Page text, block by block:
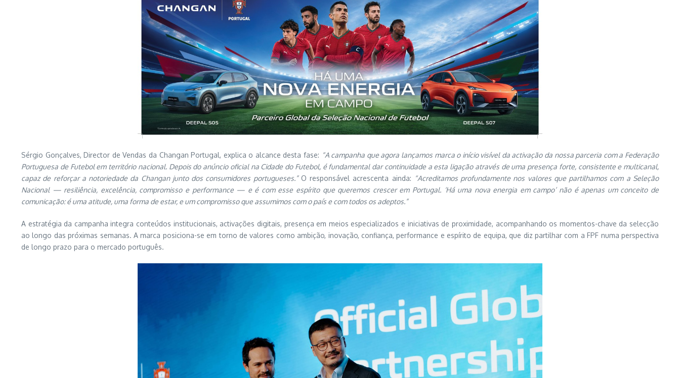
Sérgio Gonçalves, Director de Vendas da Changan Portugal, explica o alcance desta fase: “A campanha que agora lançamos marca o início visível da activação da nossa parceria com a Federação
Portuguesa de Futebol em território nacional. Depois do anúncio oficial na Cidade do Futebol, é fundamental dar continuidade a esta ligação através de uma presença forte, consistente e multicanal,
capaz de reforçar a notoriedade da Changan junto dos consumidores portugueses.”O responsável acrescenta ainda: “Acreditamos profundamente nos valores que partilhamos com a Seleção
Nacional — resiliência, excelência, compromisso e performance — e é com esse espírito que queremos crescer em Portugal. ‘Há uma nova energia em campo’ não é apenas um conceito de
comunicação: é uma atitude, uma forma de estar, e um compromisso que assumimos com o país e com todos os adeptos.”
A estratégia da campanha integra conteúdos institucionais, activações digitais, presença em meios especializados e iniciativas de proximidade, acompanhando os momentos-chave da selecção
ao longo das próximas semanas. A marca posiciona-se em torno de valores como ambição, inovação, confiança, performance e espírito de equipa, que diz partilhar com a FPF numa perspectiva
de longo prazo para o mercado português.